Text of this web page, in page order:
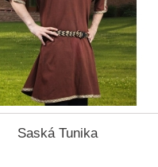
Saská Tunika